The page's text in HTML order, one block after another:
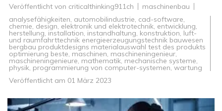
Veröffentlicht von criticalthinking911ch
maschinenbau
analysefähigkeiten, automobilindustrie, cad-software,
chemie, design, elektronik und elektrotechnik, entwicklung,
herstellung, installation, instandhaltung, konstruktion, luft-
und raumfahrttechnik energieerzeugungstechnik bauwesen
bergbau produktdesigns materialauswahl test des produkts
optimierung beste, maschinen, maschineningenieur,
maschineningenieure, mathematik, mechanische systeme,
physik, programmierung von computer-systemen,wartung
Veröffentlicht am 01 März 2023